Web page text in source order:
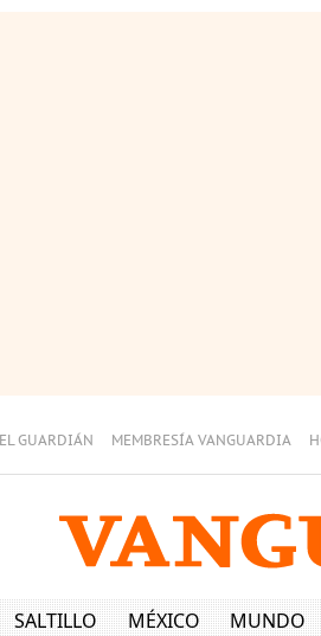
EL GUARDIÁN MEMBRESÍA VANGUARDIA
SALTILLO MÉXICO MUNDO